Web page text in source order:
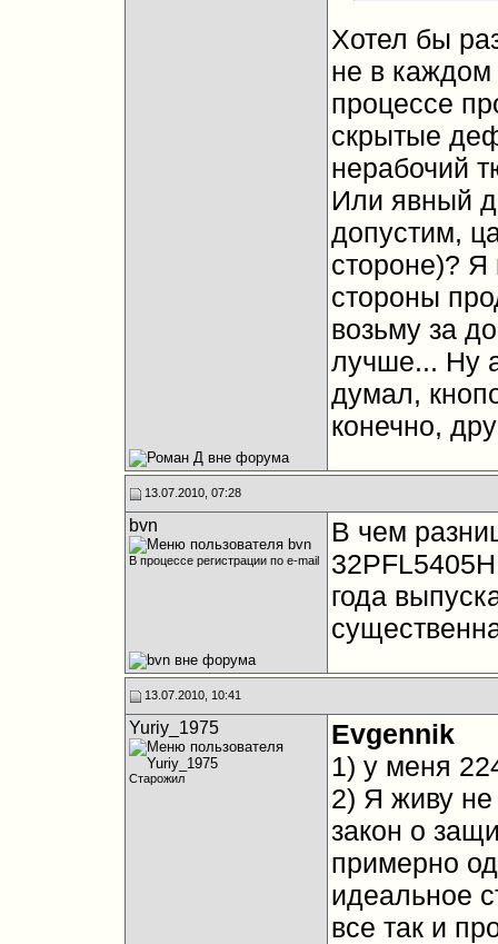
Хотел бы
не в
процессе
скрытые
нерабочий
Или явный
допустим,
стороне)? Я
стороны
возьму за
лучше... Ну
думал,
конечно,
13.07.2010, 07:28
bvn
В процессе регистрации по e-mail
В чем
года
13.07.2010, 10:41
Yuriy_1975
Старожил
Evgennik
1) у меня
2) Я живу
закон о
примерно
идеальное
все так и